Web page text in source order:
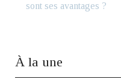
sont ses avantages ?
À la une